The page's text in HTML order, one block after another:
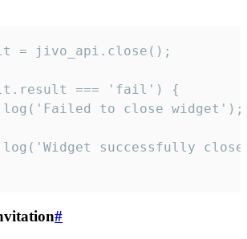
= jivo_api.close();
=== 'fail') {
to close widget');
successfully
#